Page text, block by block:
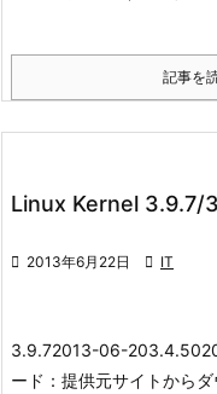
記事を
Linux Kernel 3.9.7/
 2013年6月22日  IT
3.9.72013-06-
ード： 提供元サイトからダ